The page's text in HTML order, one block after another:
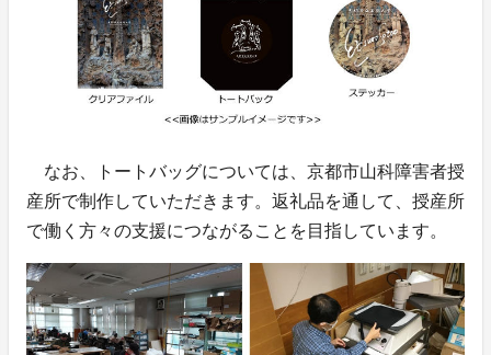
なお、トートバッグについては、京都市山科障害者授
産所で制作していただきます。返礼品を通して、授産所
で働く方々の支援につながることを目指しています。